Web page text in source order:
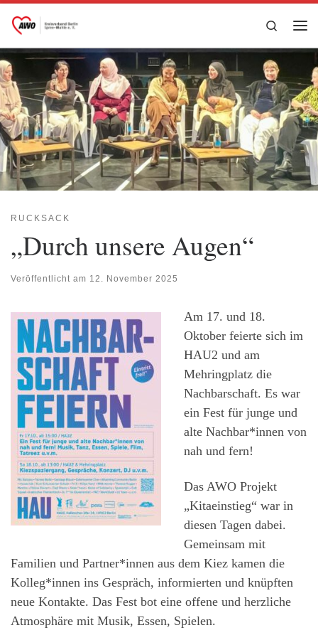
Zum Inhalt springen
Search
RUCKSACK
„Durch unsere Augen“
Veröffentlicht am 12. November 2025
Am 17. und 18.
Oktober feierte sich im
HAU2 und am
Mehringplatz die
Nachbarschaft. Es war
ein Fest für junge und
alte Nachbar*innen von
nah und fern!
Das AWO Projekt
„Kitaeinstieg“ war in
diesen Tagen dabei.
Gemeinsam mit
Familien und Partner*innen aus dem Kiez kamen die
Kolleg*innen ins Gespräch, informierten und knüpften
neue Kontakte. Das Fest bot eine offene und herzliche
Atmosphäre mit Musik, Essen, Spielen.